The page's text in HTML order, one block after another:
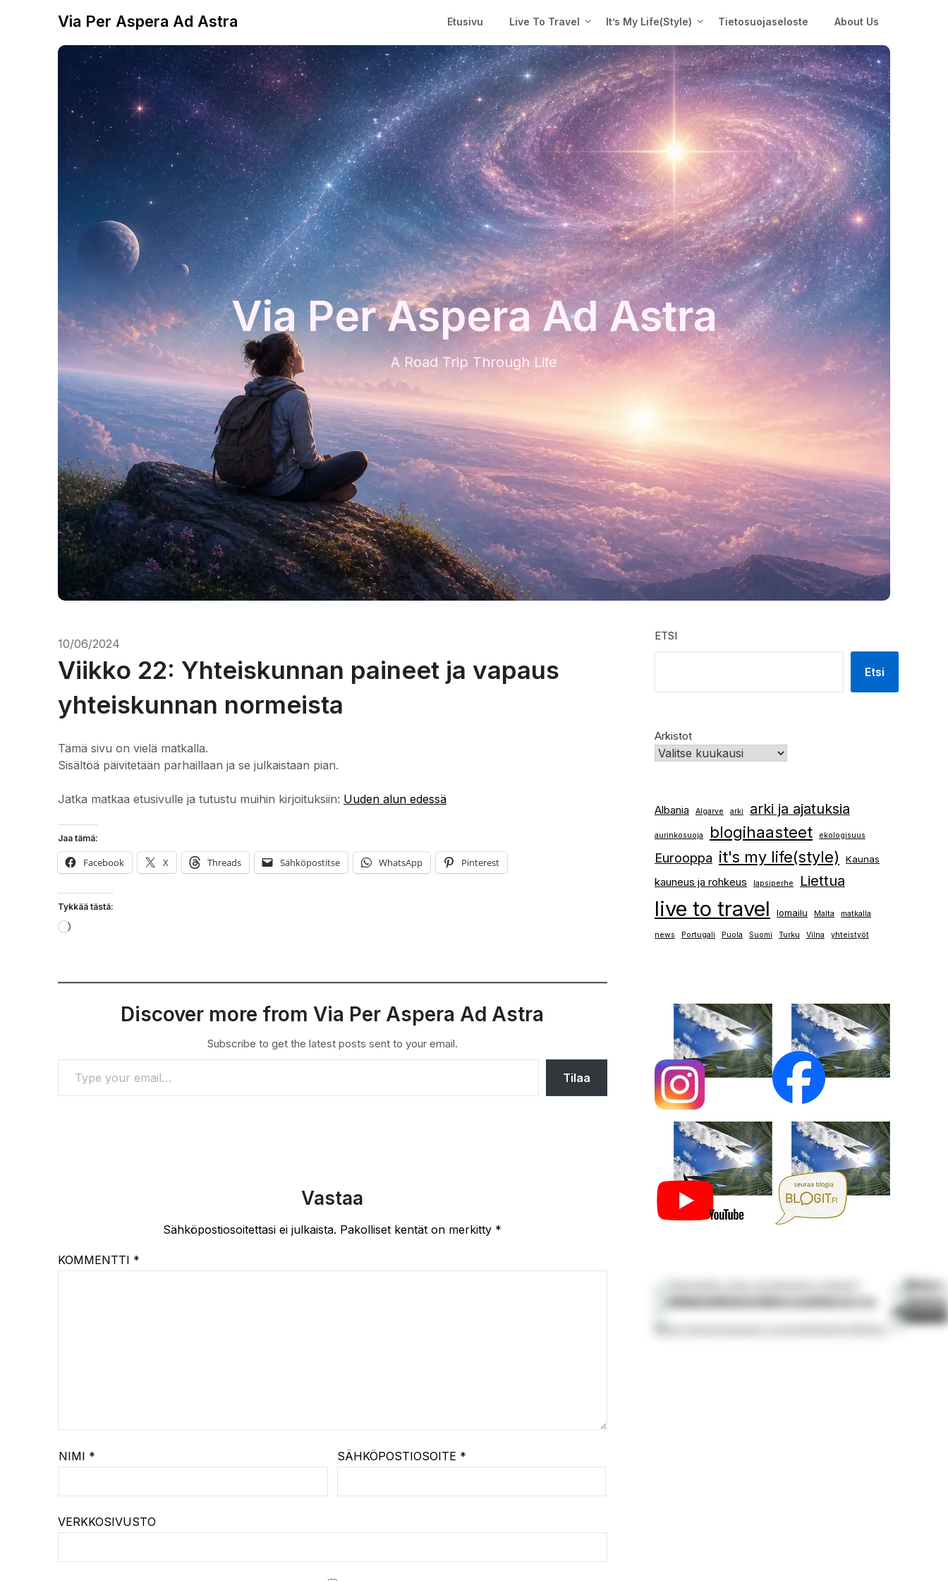
Via Per Aspera Ad Astra Etusivu Live To Travel It’s My Life(Style) Tietosuojaseloste About Us
Via Per Aspera Ad Astra
A Road Trip Through Life
10/06/2024
Viikko 22: Yhteiskunnan paineet ja vapaus
yhteiskunnan normeista
Tämä sivu on vielä matkalla.
Sisältöä päivitetään parhaillaan ja se julkaistaan pian.
Jatka matkaa etusivulle ja tutustu muihin kirjoituksiin: Uuden alun edessä
Jaa tämä:
Facebook X Threads Sähköpostitse WhatsApp Pinterest
Tykkää tästä:
Loading…
Discover more from Via Per Aspera Ad Astra
Subscribe to get the latest posts sent to your email.
TYPE YOUR EMAIL…
Tilaa
Vastaa
Sähköpostiosoitettasi ei julkaista. Pakolliset kentät on merkitty *
KOMMENTTI *
NIMI * SÄHKÖPOSTIOSOITE *
VERKKOSIVUSTO
ETSI
Etsi
Arkistot
Albania Algarve arki arki ja ajatuksia
aurinkosuoja blogihaasteet ekologisuus
Eurooppa it's my life(style) Kaunas
kauneus ja rohkeus lapsiperhe Liettua
live to travel lomailu Malta matkalla
news Portugali Puola Suomi Turku Vilna yhteistyöt